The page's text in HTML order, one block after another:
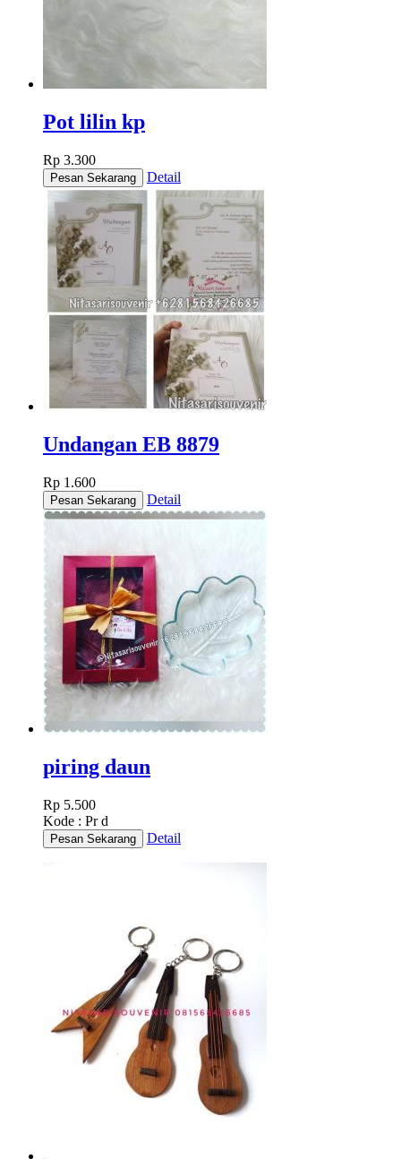
Pot lilin kp
Rp 3.300
Detail
Undangan EB 8879
Rp 1.600
Detail
piring daun
Rp 5.500
Kode : Pr d
Detail